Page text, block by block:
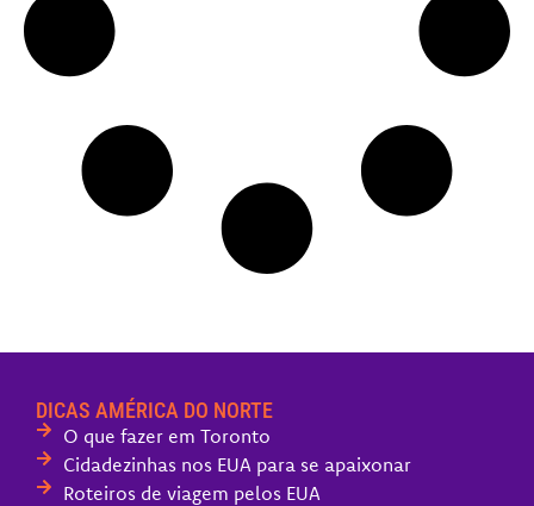
DICAS AMÉRICA DO NORTE
O que fazer em Toronto
Cidadezinhas nos EUA para se apaixonar
Roteiros de viagem pelos EUA